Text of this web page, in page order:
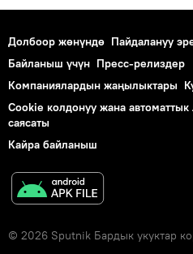
Долбоор жөнүндө Пайдалануу
Байланыш үчүн Пресс-релиздер
Компаниялардын жаңылыктары
Cookie колдонуу жана автоматтык
саясаты
Кайра байланыш
© 2026 Sputnik Бардык укуктар